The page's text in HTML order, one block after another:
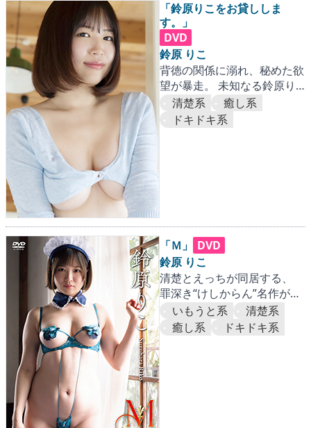
▶会社概要
▶お問い合わせフォーム
「鈴原りこをお貸ししま
す。」
DVD
鈴原 りこ
背徳の関係に溺れ、秘めた欲
望が暴走。 未知なる鈴原り
こが現れる。
清楚系
癒し系
ドキドキ系
「Ｍ」
DVD
鈴原 りこ
清楚とえっちが同居する、
罪深き“けしからん”名作が登
場！
いもうと系
清楚系
癒し系
ドキドキ系